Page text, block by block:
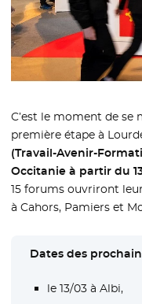
C’est le moment de se
première étape à
(Travail-Avenir-
Occitanie à partir du
15 forums ouvriront
à Cahors, Pamiers et
Dates des
le 13/03 à Albi,